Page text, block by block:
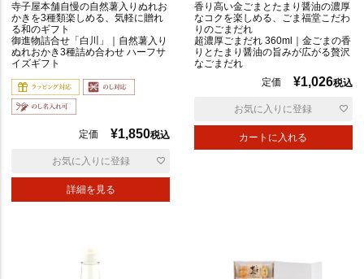
寺子屋本舗自慢の自然薯入りぬれお
かきを3種類楽しめる、気軽に贈れ
る和のギフト
御進物詰合せ「白川」｜自然薯入り
ぬれおかき3種詰め合わせ ハーフサ
イズギフト
定価 ¥1,850税込
詳細を見る
お気に入りに登録
香り高い金ごまとたまり醤油の濃厚
なコクを楽しめる、ごま福堂こだわ
りのごまだれ
超濃厚ごまだれ 360ml｜金ごまの香
りとたまり醤油の旨みが広がる贅沢
なごまだれ
定価
¥1,026税込
カートに入れる
お気に入りに登録